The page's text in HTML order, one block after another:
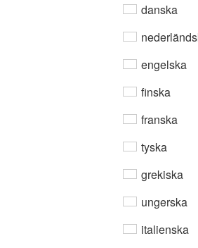
danska
engelska
finska
franska
tyska
grekiska
ungerska
italienska